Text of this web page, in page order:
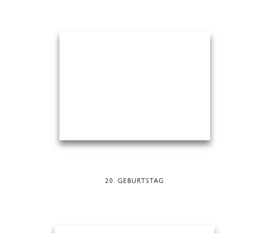
20. GEBURTSTAG